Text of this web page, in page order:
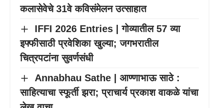
कलासेवेचे 31वे कविसंमेलन उत्साहात
IFFI 2026 Entries | गोव्यातील 57 व्या
इफ्फीसाठी प्रवेशिका खुल्या; जगभरातील
चित्रपटांना सुवर्णसंधी
Annabhau Sathe | आण्णाभाऊ साठे :
साहित्याचा स्फूर्ती झरा; प्राचार्य प्रकाश वाकळे यांचा